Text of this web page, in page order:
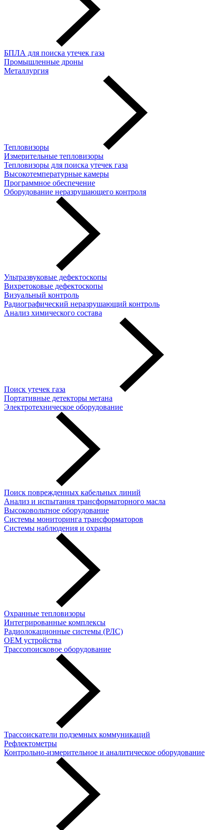
БПЛА для поиска утечек газа
Промышленные дроны
Металлургия
Тепловизоры
Измерительные тепловизоры
Тепловизоры для поиска утечек газа
Высокотемпературные камеры
Программное обеспечение
Оборудование неразрушающего контроля
Ультразвуковые дефектоскопы
Вихретоковые дефектоскопы
Визуальный контроль
Радиографический неразрушающий контроль
Анализ химического состава
Поиск утечек газа
Портативные детекторы метана
Электротехническое оборудование
Поиск поврежденных кабельных линий
Анализ и испытания трансформаторного масла
Высоковольтное оборудование
Системы мониторинга трансформаторов
Системы наблюдения и охраны
Охранные тепловизоры
Интегрированные комплексы
Радиолокационные системы (РЛС)
OEM устройства
Трассопоисковое оборудование
Трассоискатели подземных коммуникаций
Рефлектометры
Контрольно-измерительное и аналитическое оборудование